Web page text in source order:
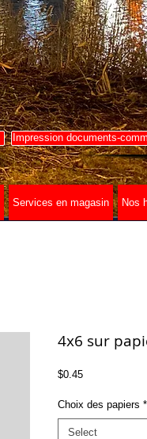
Services en magasin Nos
Impression documents-
4x6 sur
$0.45Price
Choix des papiers *
Select